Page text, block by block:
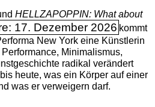
HELLZAPOPPIN: What about
17. Dezember 2026 kommt
New York eine Künstlerin
Minimalismus,
radikal verändert
heute, was ein Körper auf einer
was er verweigern darf.